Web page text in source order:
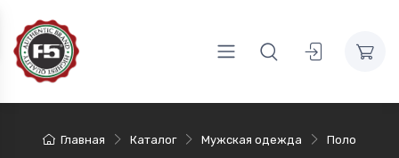
Главная Каталог Мужская одежда Поло